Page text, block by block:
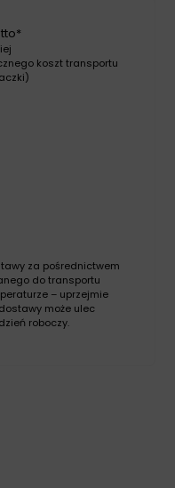
koszt transportu
za pośrednictwem
do transportu
– uprzejmie
może ulec
roboczy.